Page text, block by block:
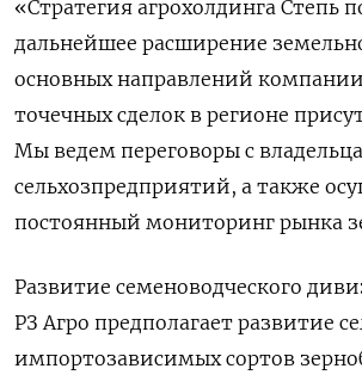
«Стратегия агрохолдинга Степь
дальнейшее расширение
основных направлений компании
точечных сделок в регионе
Мы ведем переговоры с
сельхозпредприятий, а также
постоянный мониторинг рынка
Развитие семеноводческого
РЗ Агро предполагает развитие
импортозависимых сортов